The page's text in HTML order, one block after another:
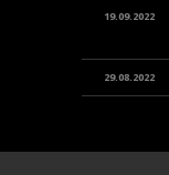
19.09.2022
29.08.2022